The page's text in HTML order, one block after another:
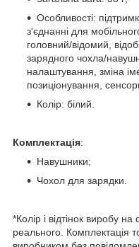
Особливості:
з'єднанні для
головний/відомий,
зарядного чохла/
налаштування, зміна
позиціонування,
Колір: білий.
Комплектація:
Навушники;
Чохол для зарядки.
*Колір і відтінок виробу
реального. Комплектація